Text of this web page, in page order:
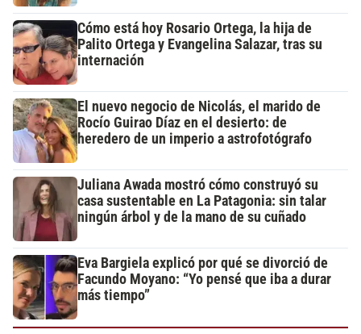
Cómo está hoy Rosario Ortega, la hija de
Palito Ortega y Evangelina Salazar, tras su
internación
El nuevo negocio de Nicolás, el marido de
Rocío Guirao Díaz en el desierto: de
heredero de un imperio a astrofotógrafo
Juliana Awada mostró cómo construyó su
casa sustentable en La Patagonia: sin talar
ningún árbol y de la mano de su cuñado
Eva Bargiela explicó por qué se divorció de
Facundo Moyano: “Yo pensé que iba a durar
más tiempo”